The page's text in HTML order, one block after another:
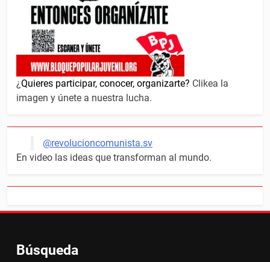
¿Quieres participar, conocer, organizarte? Clikea la
imagen y únete a nuestra lucha.
@revolucioncomunista.sv
En video las ideas que transforman al mundo.
Búsqueda